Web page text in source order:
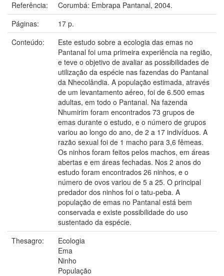
Referência:
Corumbá: Embrapa Pantanal, 2004.
Páginas:
17 p.
Conteúdo:
Este estudo sobre a ecologia das emas no
Pantanal foi uma primeira experiência na região,
e teve o objetivo de avaliar as possibilidades de
utilização da espécie nas fazendas do Pantanal
da Nhecolândia. A população estimada, através
de um levantamento aéreo, foi de 6.500 emas
adultas, em todo o Pantanal. Na fazenda
Nhumirim foram encontrados 73 grupos de
emas durante o estudo, e o número de grupos
variou ao longo do ano, de 2 a 17 indivíduos. A
razão sexual foi de 1 macho para 3,6 fêmeas.
Os ninhos foram feitos pelos machos, em áreas
abertas e em áreas fechadas. Nos 2 anos do
estudo foram encontrados 26 ninhos, e o
número de ovos variou de 5 a 25. O principal
predador dos ninhos foi o tatu-peba. A
população de emas no Pantanal está bem
conservada e existe possibilidade do uso
sustentado da espécie.
Thesagro:
Ecologia
Ema
Ninho
População